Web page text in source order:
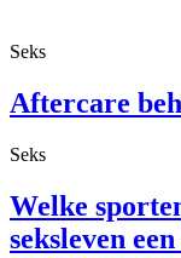
Seks
Aftercare
Seks
Welke
seksleven